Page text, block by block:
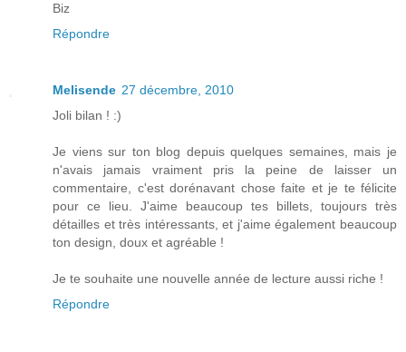
Biz
Répondre
Melisende 27 décembre, 2010
Joli bilan ! :)
Je viens sur ton blog depuis quelques semaines, mais je
n'avais jamais vraiment pris la peine de laisser un
commentaire, c'est dorénavant chose faite et je te félicite
pour ce lieu. J'aime beaucoup tes billets, toujours très
détailles et très intéressants, et j'aime également beaucoup
ton design, doux et agréable !
Je te souhaite une nouvelle année de lecture aussi riche !
Répondre